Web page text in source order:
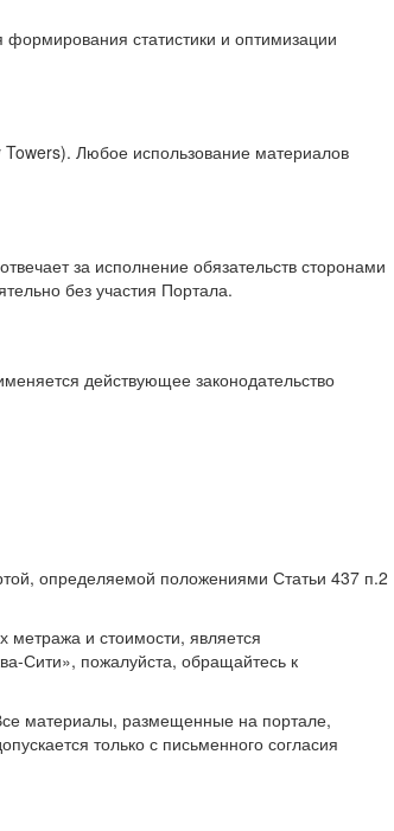
статистики и оптимизации
Любое использование материалов
за исполнение обязательств сторонами
без участия Портала.
действующее законодательство
определяемой положениями Статьи 437 п.2
и стоимости, является
Сити», пожалуйста, обращайтесь к
материалы, размещенные на портале,
только с письменного согласия